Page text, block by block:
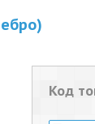
Код